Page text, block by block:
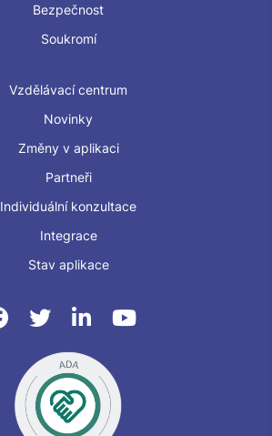
Bezpečnost
Soukromí
Vzdělávací centrum
Novinky
Změny v aplikaci
Partneři
Individuální konzultace
Integrace
Stav aplikace